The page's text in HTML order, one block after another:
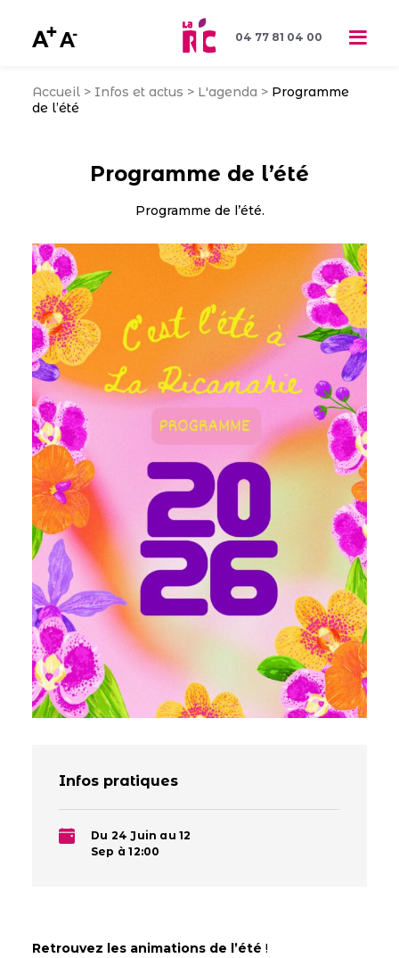
04 77 81 04 00
Accueil> Infos et actus > L'agenda > Programme
de l’été
Programme de l’été
Programme de l’été.
Infos pratiques
Du 24 Juin au 12
Sep à 12:00
Retrouvez les animations de l’été !